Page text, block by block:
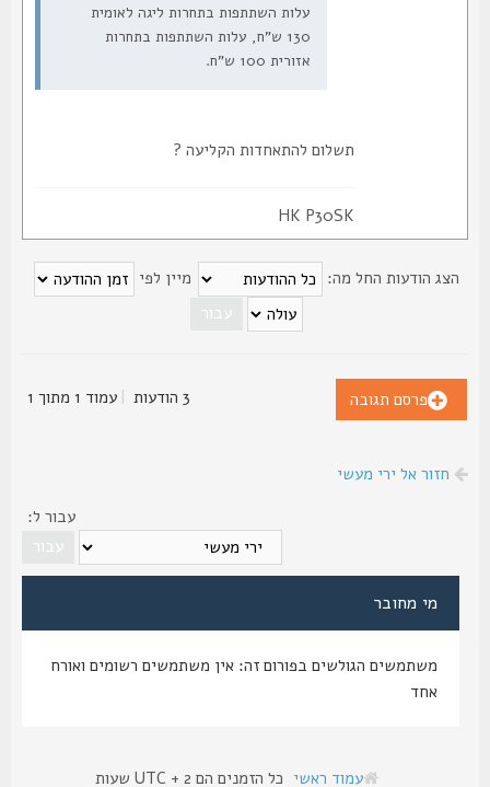
עלות השתתפות בתחרות ליגה לאומית
130 ש"ח, עלות השתתפות בתחרות
אזורית 100 ש"ח.
תשלום להתאחדות הקליעה ?
HK P30SK
הודעות החל מה: מיין לפי
פרסם תגובה |עמוד1מתוך1
חזור אל ירי מעשי
עבור ל:
מי מחובר
משתמשים הגולשים בפורום זה: אין משתמשים רשומים ואורח
עמוד ראשי כל הזמנים הם UTC + 2 שעות